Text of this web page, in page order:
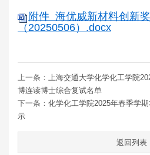
附件 海优威新材料创新
（20250506）.docx
上一条：
上海交通大学化学化工学院
博连读博士综合复试名单
下一条： 化学化工学院2025年春季学
示
返回列表